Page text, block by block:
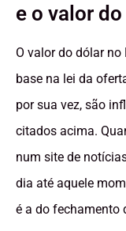
e o valor
O valor do dólar
base na lei da
por sua vez, são
citados acima.
num site de
dia até aquele
é a do fechamento